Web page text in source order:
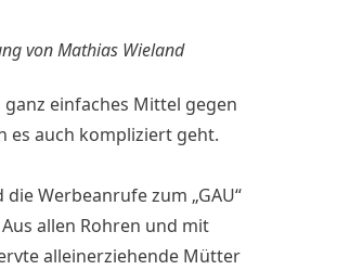
von Mathias Wieland
einfaches Mittel gegen
es auch kompliziert geht.
Werbeanrufe zum „GAU“
allen Rohren und mit
alleinerziehende Mütter